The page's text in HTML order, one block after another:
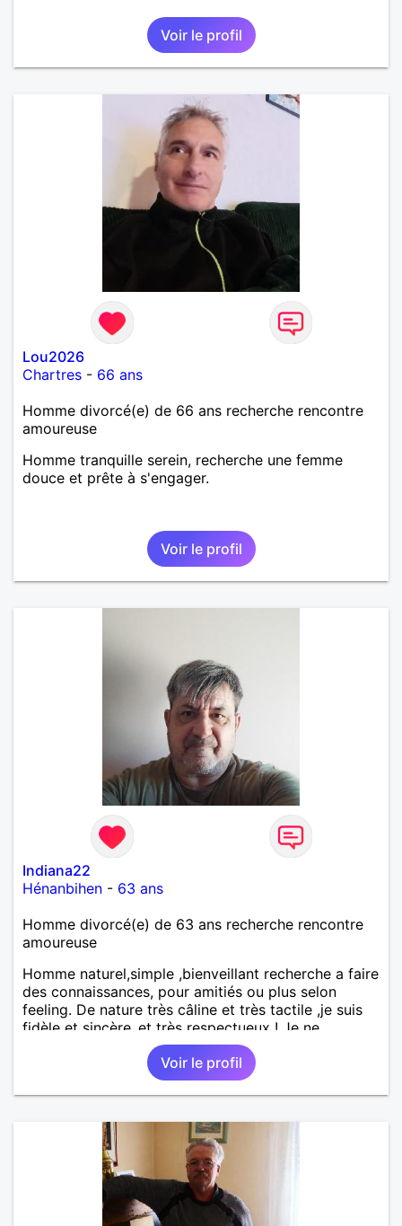
Voir le profil
Lou2026
Chartres - 66 ans
Homme divorcé(e) de 66 ans recherche rencontre
amoureuse
Homme tranquille serein, recherche une femme
douce et prête à s'engager.
Voir le profil
Indiana22
Hénanbihen - 63 ans
Homme divorcé(e) de 63 ans recherche rencontre
amoureuse
Homme naturel,simple ,bienveillant recherche a faire
des connaissances, pour amitiés ou plus selon
feeling. De nature très câline et très tactile ,je suis
fidèle et sincère.,et très respectueux ! Je ne
supporte pas le mensonge.Rien ne vaut une vraie
rencontre,pour échanger en toute simplicité,j'ai du
mal à prolonger des échanges virtuels Je suis plutôt
attiré par des femmes ayant la cinquantaine ,belles
naturellement ,sans fards ,ni excès A vous de jouer
Mesdames 😉
Voir le profil